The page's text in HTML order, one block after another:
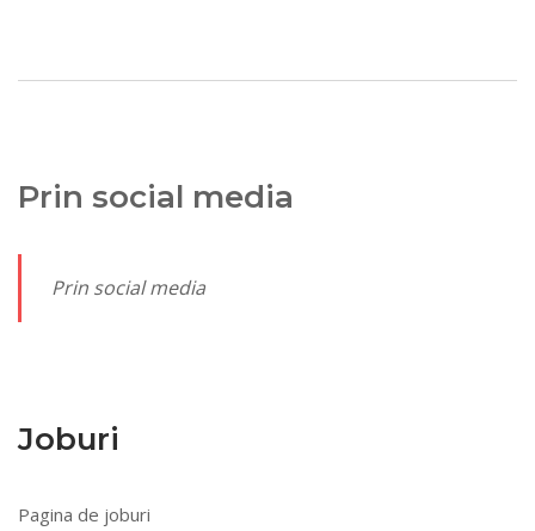
Prin social media
Prin social media
Joburi
Pagina de joburi